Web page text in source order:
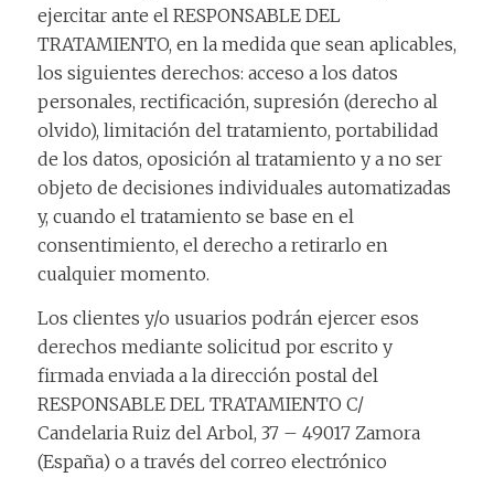
ejercitar ante el RESPONSABLE DEL
TRATAMIENTO, en la medida que sean aplicables,
los siguientes derechos: acceso a los datos
personales, rectificación, supresión (derecho al
olvido), limitación del tratamiento, portabilidad
de los datos, oposición al tratamiento y a no ser
objeto de decisiones individuales automatizadas
y, cuando el tratamiento se base en el
consentimiento, el derecho a retirarlo en
cualquier momento.
Los clientes y/o usuarios podrán ejercer esos
derechos mediante solicitud por escrito y
firmada enviada a la dirección postal del
RESPONSABLE DEL TRATAMIENTO C/
Candelaria Ruiz del Arbol, 37 – 49017 Zamora
(España) o a través del correo electrónico